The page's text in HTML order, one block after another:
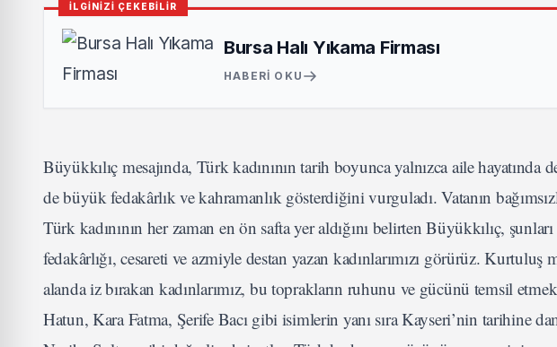
İLGİNİZİ ÇEKEBİLİR
Bursa Halı Yıkama Firması
HABERI OKU
Büyükkılıç mesajında, Türk kadınının tarih boyunca yalnızca aile
de büyük fedakârlık ve kahramanlık gösterdiğini vurguladı. Vatanın
Türk kadınının her zaman en ön safta yer aldığını belirten Büyükkılıç,
fedakârlığı, cesareti ve azmiyle destan yazan kadınlarımızı görürüz.
alanda iz bırakan kadınlarımız, bu toprakların ruhunu ve gücünü temsil
Hatun, Kara Fatma, Şerife Bacı gibi isimlerin yanı sıra Kayseri’nin tarihine